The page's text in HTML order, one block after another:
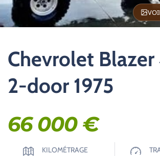
Chevrolet
2-door 1975
66 000€
KILOMÉTRAGE